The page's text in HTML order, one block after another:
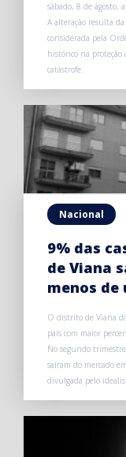
sábado, 8 de agosto,
A alteração resulta
considerada pela
histórico na proteção
catástrofe.
Nacional
9% das
de Viana
menos de
O distrito de Viana
país com maior
No segundo
saíram do mercado
divulgada pelo